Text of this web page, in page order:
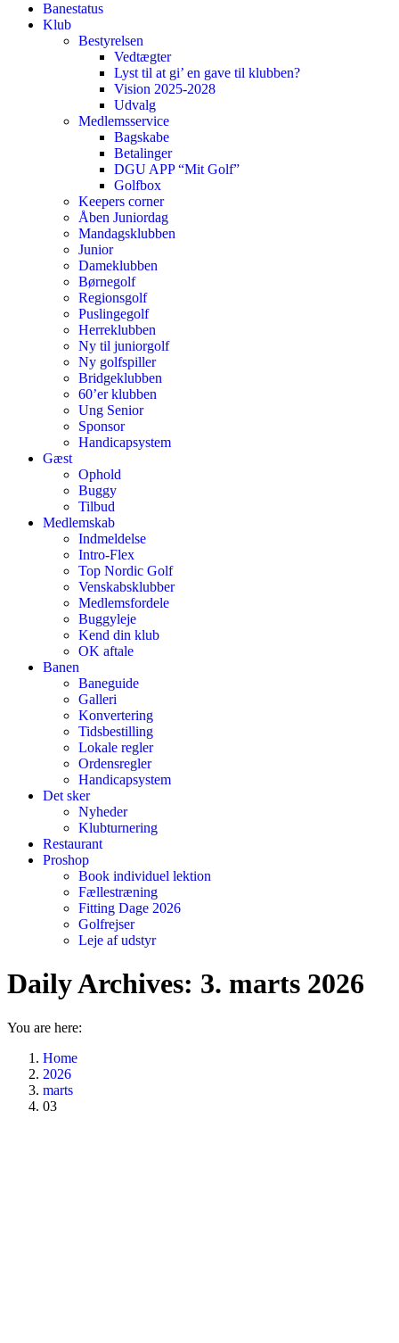
Banestatus
Klub
Bestyrelsen
Vedtægter
Lyst til at gi’ en gave til klubben?
Vision 2025-2028
Udvalg
Medlemsservice
Bagskabe
Betalinger
DGU APP “Mit Golf”
Golfbox
Keepers corner
Åben Juniordag
Mandagsklubben
Junior
Dameklubben
Børnegolf
Regionsgolf
Puslingegolf
Herreklubben
Ny til juniorgolf
Ny golfspiller
Bridgeklubben
60’er klubben
Ung Senior
Sponsor
Handicapsystem
Gæst
Ophold
Buggy
Tilbud
Medlemskab
Indmeldelse
Intro-Flex
Top Nordic Golf
Venskabsklubber
Medlemsfordele
Buggyleje
Kend din klub
OK aftale
Banen
Baneguide
Galleri
Konvertering
Tidsbestilling
Lokale regler
Ordensregler
Handicapsystem
Det sker
Nyheder
Klubturnering
Restaurant
Proshop
Book individuel lektion
Fællestræning
Fitting Dage 2026
Golfrejser
Leje af udstyr
Daily Archives: 3. marts 2026
You are here:
Home
2026
marts
03